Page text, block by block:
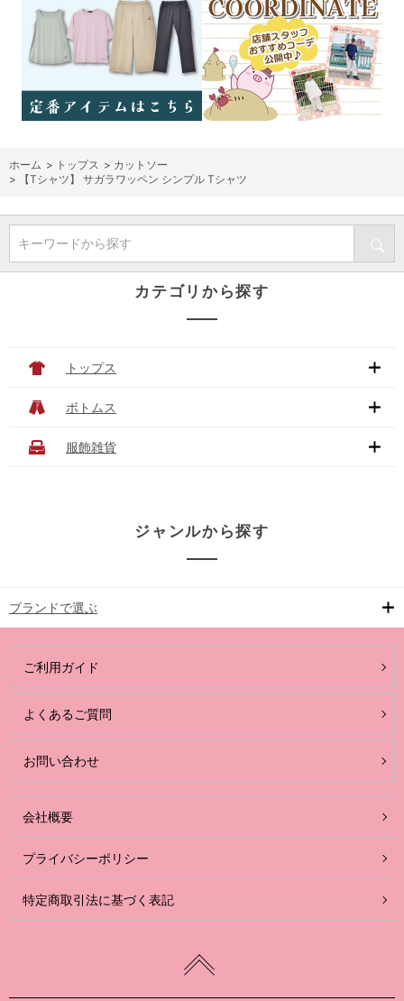
ホーム > トップス > カットソー
>
【Tシャツ】 サガラワッペン シンプル Tシャツ
キーワードから探す
カテゴリから探す
トップス
ボトムス
服飾雑貨
ジャンルから探す
ブランドで選ぶ
ご利用ガイド
よくあるご質問
お問い合わせ
会社概要
プライバシーポリシー
特定商取引法に基づく表記